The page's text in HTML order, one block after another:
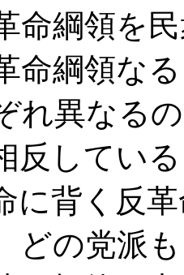
命綱領を
命綱領な
れ異なる
反してい
に背く反
どの党派